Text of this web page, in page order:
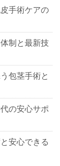
手術ケアの
制と最新技
包茎手術と
の安心サポ
安心できる